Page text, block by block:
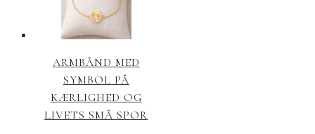
ARMBÅND MED
SYMBOL PÅ
KÆRLIGHED OG
LIVETS SMÅ SPOR